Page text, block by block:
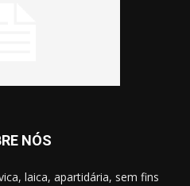
NÓS
laica, apartidária, sem fins